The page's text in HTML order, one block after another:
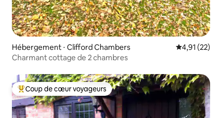
Hébergement ⋅ Clifford Chambers Évaluation
4,91 (22)
Charmant cottage de 2 chambres
Coups de cœur voyageurs les plus appréciés
Coup de cœur voyageurs